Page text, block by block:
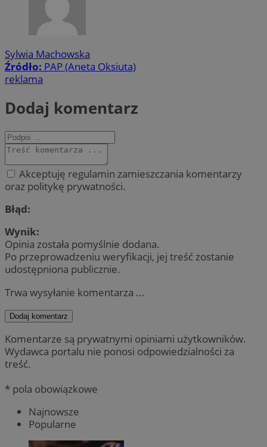
Sylwia Machowska
Źródło: PAP (Aneta Oksiuta)
reklama
Dodaj komentarz
Akceptuję regulamin zamieszczania komentarzy
oraz politykę prywatności.
Błąd:
Wynik:
Opinia została pomyślnie dodana.
Po przeprowadzeniu weryfikacji, jej treść zostanie
udostępniona publicznie.
Trwa wysyłanie komentarza ...
Dodaj komentarz
Komentarze są prywatnymi opiniami użytkowników.
Wydawca portalu nie ponosi odpowiedzialności za
treść.
* pola obowiązkowe
Najnowsze
Popularne